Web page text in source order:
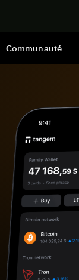
Communauté